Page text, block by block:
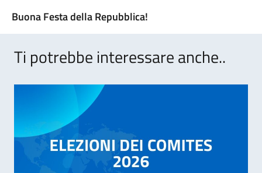
Buona Festa della Repubblica!
Ti potrebbe interessare anche..